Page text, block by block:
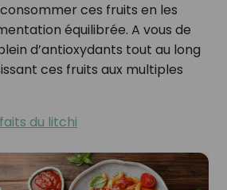
ces fruits en les
équilibrée. A vous de
d’antioxydants tout au long
ces fruits aux multiples
du litchi